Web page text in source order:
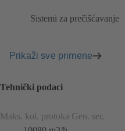
Sistemi za prečišćavanje
Prikaži sve primene
Tehnički podaci
Maks. kol. protoka Gen. ser.